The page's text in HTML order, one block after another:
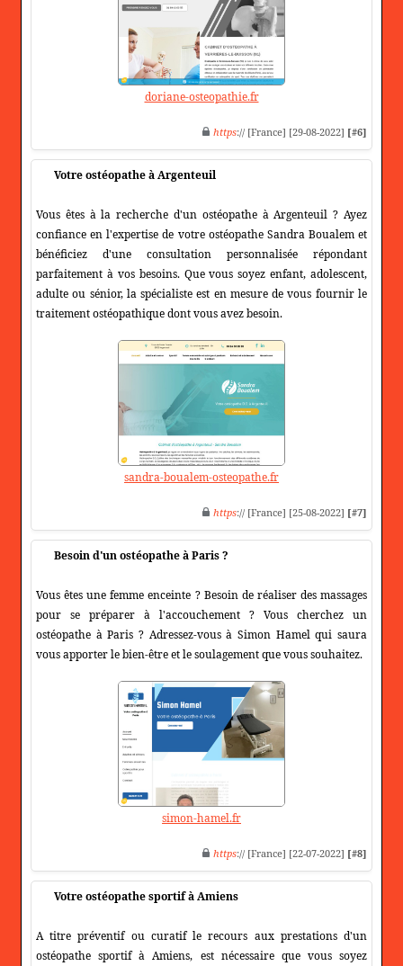
doriane-osteopathie.fr
https:// [France] [29-08-2022] [#6]
Votre ostéopathe à Argenteuil
Vous êtes à la recherche d'un ostéopathe à Argenteuil ? Ayez
confiance en l'expertise de votre ostéopathe Sandra Boualem et
bénéficiez d'une consultation personnalisée répondant
parfaitement à vos besoins. Que vous soyez enfant, adolescent,
adulte ou sénior, la spécialiste est en mesure de vous fournir le
traitement ostéopathique dont vous avez besoin.
sandra-boualem-osteopathe.fr
https:// [France] [25-08-2022] [#7]
Besoin d'un ostéopathe à Paris ?
Vous êtes une femme enceinte ? Besoin de réaliser des massages
pour se préparer à l'accouchement ? Vous cherchez un
ostéopathe à Paris ? Adressez-vous à Simon Hamel qui saura
vous apporter le bien-être et le soulagement que vous souhaitez.
simon-hamel.fr
https:// [France] [22-07-2022] [#8]
Votre ostéopathe sportif à Amiens
A titre préventif ou curatif le recours aux prestations d'un
ostéopathe sportif à Amiens, est nécessaire que vous soyez